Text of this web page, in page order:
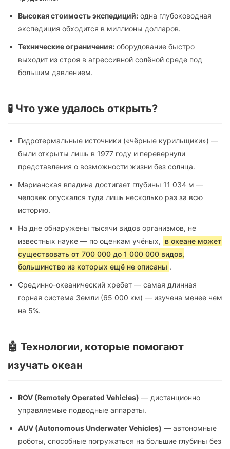
Высокая стоимость экспедиций: одна глубоководная
экспедиция обходится в миллионы долларов.
Технические ограничения: оборудование быстро
выходит из строя в агрессивной солёной среде под
большим давлением.
🧪 Что уже удалось открыть?
Гидротермальные источники («чёрные курильщики») —
были открыты лишь в 1977 году и перевернули
представления о возможности жизни без солнца.
Марианская впадина достигает глубины 11 034 м —
человек опускался туда лишь несколько раз за всю
историю.
На дне обнаружены тысячи видов организмов, не
известных науке — по оценкам учёных, в океане может
существовать от 700 000 до 1 000 000 видов,
большинство из которых ещё не описаны .
Срединно-океанический хребет — самая длинная
горная система Земли (65 000 км) — изучена менее чем
на 5%.
🤖 Технологии, которые помогают
изучать океан
ROV (Remotely Operated Vehicles) — дистанционно
управляемые подводные аппараты.
AUV (Autonomous Underwater Vehicles) — автономные
роботы, способные погружаться на большие глубины без